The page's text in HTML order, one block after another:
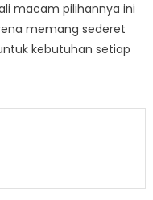
macam pilihannya ini
memang sederet
kebutuhan setiap